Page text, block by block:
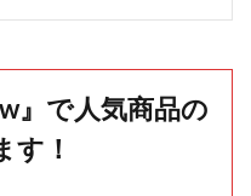
』で人気商品の
す！